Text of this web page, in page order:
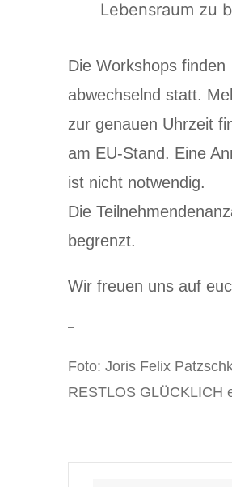
Lebensraum zu
Die Workshops finden
abwechselnd statt.
zur genauen Uhrzeit
am EU-Stand. Eine
ist nicht notwendig.
Die
begrenzt.
Wir freuen uns auf
–
Foto: Joris Felix
RESTLOS GLÜCKLICH